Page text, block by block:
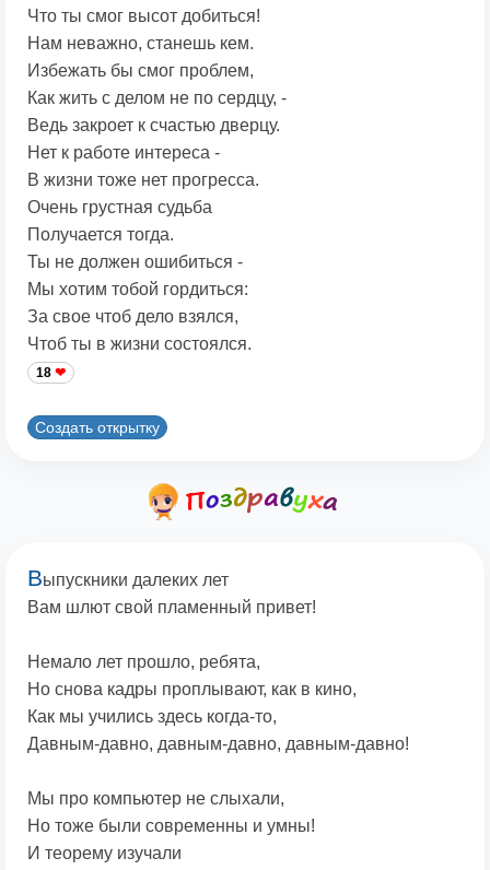
Что ты смог высот добиться!
Нам неважно, станешь кем.
Избежать бы смог проблем,
Как жить с делом не по сердцу, -
Ведь закроет к счастью дверцу.
Нет к работе интереса -
В жизни тоже нет прогресса.
Очень грустная судьба
Получается тогда.
Ты не должен ошибиться -
Мы хотим тобой гордиться:
За свое чтоб дело взялся,
Чтоб ты в жизни состоялся.
18
Создать открытку
Выпускники далеких лет
Вам шлют свой пламенный привет!
Немало лет прошло, ребята,
Но снова кадры проплывают, как в кино,
Как мы учились здесь когда-то,
Давным-давно, давным-давно, давным-давно!
Мы про компьютер не слыхали,
Но тоже были современны и умны!
И теорему изучали